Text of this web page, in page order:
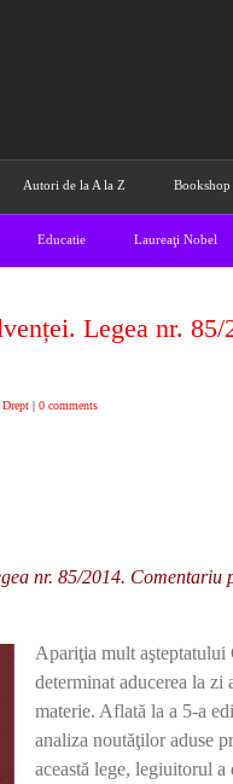
Autori de la A la Z Bookshop
Educatie Laureaţi Nobel
Legea nr. 85/
Drept | 0 comments
nr. 85/2014. Comentariu
Apariţia mult aşteptatului
determinat aducerea la
materie. Aflată la a 5-a
analiza noutăţilor aduse
această lege, legiuitorul